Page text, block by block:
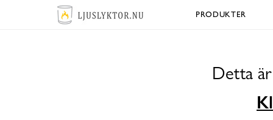
PRODUKTER
Detta